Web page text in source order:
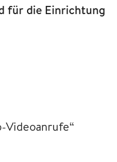
für die Einrichtung
Videoanrufe“